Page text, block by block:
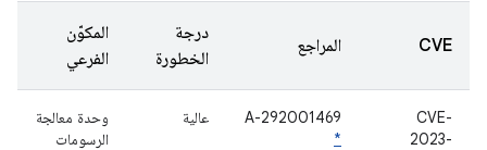
CVE المراجع
درجة
الخطورة
المكوّن
الفرعي
CVE-
2023-
A-292001469
*
عالية
وحدة معالجة
الرسومات